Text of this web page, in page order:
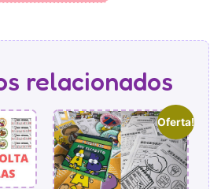
relacionados
Oferta!